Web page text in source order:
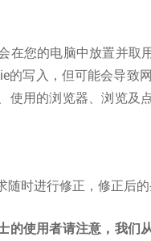
在您的电脑中放置并取
的写入，但可能会导
使用的浏览器、浏览
时进行修正，修正后
的使用者请注意，我